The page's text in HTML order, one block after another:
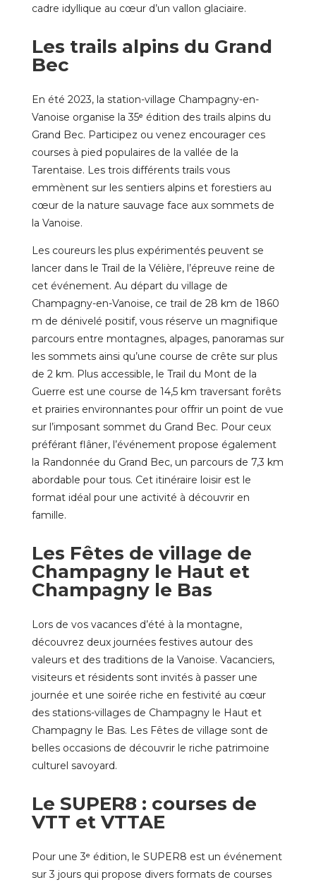
cadre idyllique au cœur d’un vallon glaciaire.
Les trails alpins du Grand
Bec
En été 2023, la station-village Champagny-en-
Vanoise organise la 35ᵉ édition des trails alpins du
Grand Bec. Participez ou venez encourager ces
courses à pied populaires de la vallée de la
Tarentaise. Les trois différents trails vous
emmènent sur les sentiers alpins et forestiers au
cœur de la nature sauvage face aux sommets de
la Vanoise.
Les coureurs les plus expérimentés peuvent se
lancer dans le Trail de la Vélière, l’épreuve reine de
cet événement. Au départ du village de
Champagny-en-Vanoise, ce trail de 28 km de 1860
m de dénivelé positif, vous réserve un magnifique
parcours entre montagnes, alpages, panoramas sur
les sommets ainsi qu’une course de crête sur plus
de 2 km. Plus accessible, le Trail du Mont de la
Guerre est une course de 14,5 km traversant forêts
et prairies environnantes pour offrir un point de vue
sur l’imposant sommet du Grand Bec. Pour ceux
préférant flâner, l’événement propose également
la Randonnée du Grand Bec, un parcours de 7,3 km
abordable pour tous. Cet itinéraire loisir est le
format idéal pour une activité à découvrir en
famille.
Les Fêtes de village de
Champagny le Haut et
Champagny le Bas
Lors de vos vacances d’été à la montagne,
découvrez deux journées festives autour des
valeurs et des traditions de la Vanoise. Vacanciers,
visiteurs et résidents sont invités à passer une
journée et une soirée riche en festivité au cœur
des stations-villages de Champagny le Haut et
Champagny le Bas. Les Fêtes de village sont de
belles occasions de découvrir le riche patrimoine
culturel savoyard.
Le SUPER8 : courses de
VTT et VTTAE
Pour une 3ᵉ édition, le SUPER8 est un événement
sur 3 jours qui propose divers formats de courses